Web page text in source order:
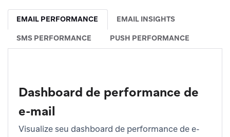
EMAIL PERFORMANCE EMAIL INSIGHTS
SMS PERFORMANCE PUSH PERFORMANCE
Dashboard de performance de
e-mail
Visualize seu dashboard de performance de e-